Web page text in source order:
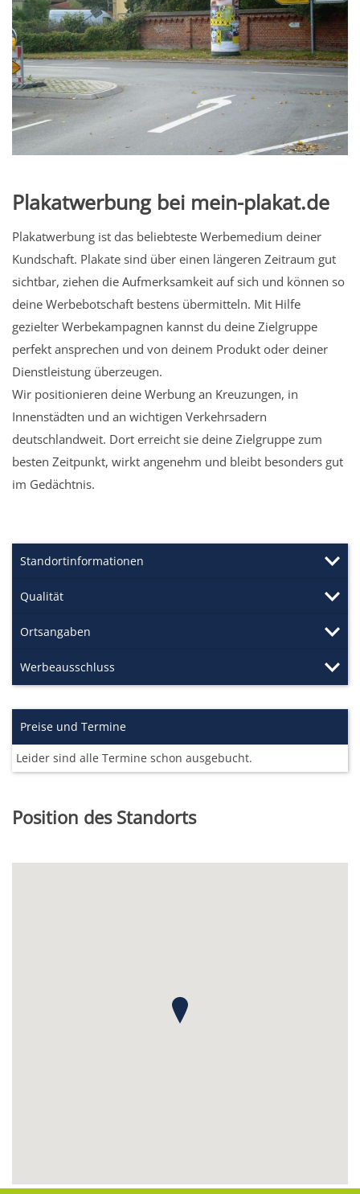
Plakatwerbung bei mein-plakat.de
Plakatwerbung ist das beliebteste Werbemedium deiner
Kundschaft. Plakate sind über einen längeren Zeitraum gut
sichtbar, ziehen die Aufmerksamkeit auf sich und können so
deine Werbebotschaft bestens übermitteln. Mit Hilfe
gezielter Werbekampagnen kannst du deine Zielgruppe
perfekt ansprechen und von deinem Produkt oder deiner
Dienstleistung überzeugen.
Wir positionieren deine Werbung an Kreuzungen, in
Innenstädten und an wichtigen Verkehrsadern
deutschlandweit. Dort erreicht sie deine Zielgruppe zum
besten Zeitpunkt, wirkt angenehm und bleibt besonders gut
im Gedächtnis.
Standortinformationen
Qualität
Ortsangaben
Werbeausschluss
Preise und Termine
Leider sind alle Termine schon ausgebucht.
Position des Standorts